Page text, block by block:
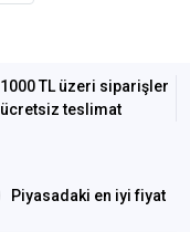
1000 TL üzeri siparişler
ücretsiz teslimat
Piyasadaki en iyi fiyat